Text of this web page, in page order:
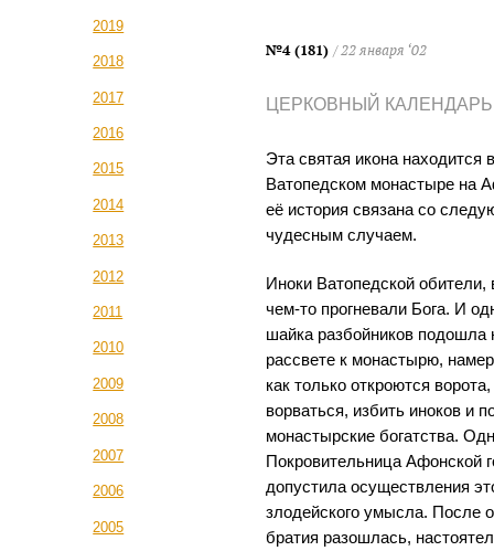
2019
2018
2017
2016
2015
2014
2013
2012
2011
2010
2009
2008
2007
2006
2005
№4 (181) / 22 января ‘02
ЦЕРКОВНЫЙ КАЛЕНДАРЬ
Эта святая икона находится
Ватопедском монастыре на
её история связана со
чудесным случаем.
Иноки Ватопедской обители,
чем-то прогневали Бога. И
шайка разбойников подошла
рассвете к монастырю,
как только откроются ворота,
ворваться, избить иноков и
монастырские богатства.
Покровительница Афонской
допустила осуществления
злодейского умысла. После
братия разошлась,